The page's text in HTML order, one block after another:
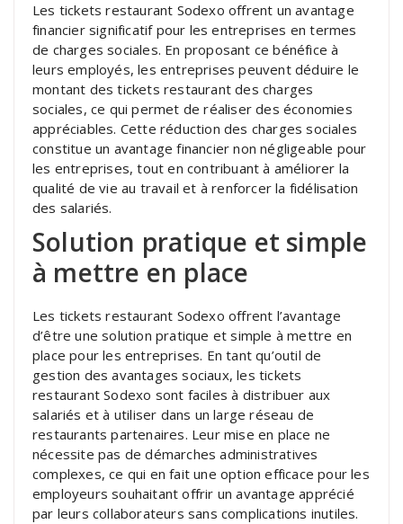
Les tickets restaurant Sodexo offrent un avantage
financier significatif pour les entreprises en termes
de charges sociales. En proposant ce bénéfice à
leurs employés, les entreprises peuvent déduire le
montant des tickets restaurant des charges
sociales, ce qui permet de réaliser des économies
appréciables. Cette réduction des charges sociales
constitue un avantage financier non négligeable pour
les entreprises, tout en contribuant à améliorer la
qualité de vie au travail et à renforcer la fidélisation
des salariés.
Solution pratique et simple
à mettre en place
Les tickets restaurant Sodexo offrent l’avantage
d’être une solution pratique et simple à mettre en
place pour les entreprises. En tant qu’outil de
gestion des avantages sociaux, les tickets
restaurant Sodexo sont faciles à distribuer aux
salariés et à utiliser dans un large réseau de
restaurants partenaires. Leur mise en place ne
nécessite pas de démarches administratives
complexes, ce qui en fait une option efficace pour les
employeurs souhaitant offrir un avantage apprécié
par leurs collaborateurs sans complications inutiles.